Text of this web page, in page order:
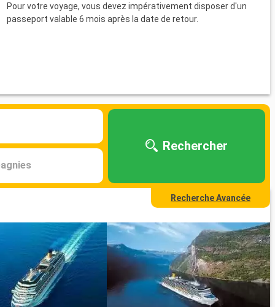
Pour votre voyage, vous devez impérativement disposer d'un
passeport valable 6 mois après la date de retour.
Rechercher
Recherche Avancée